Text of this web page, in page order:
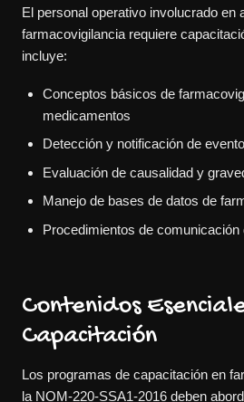
El personal operativo involucrado en
farmacovigilancia requiere
incluye:
Conceptos básicos de
medicamentos
Detección y notificación de
Evaluación de causalidad y
Manejo de bases de datos de
Procedimientos de comunicación
Contenidos
Capacitación
Los programas de capacitación en
la NOM-220-SSA1-2016 deben